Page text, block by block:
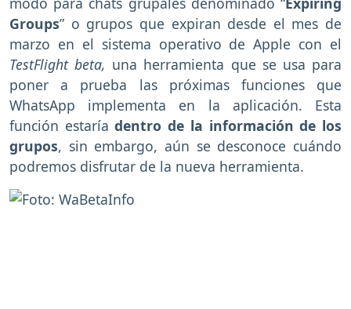
Groups” o grupos que expiran desde el mes de
marzo en el sistema operativo de Apple con el
TestFlight beta, una herramienta que se usa para
poner a prueba las próximas funciones que
WhatsApp implementa en la aplicación. Esta
función estaríadentro de la información de los
grupos, sin embargo, aún se desconoce cuándo
podremos disfrutar de la nueva herramienta.